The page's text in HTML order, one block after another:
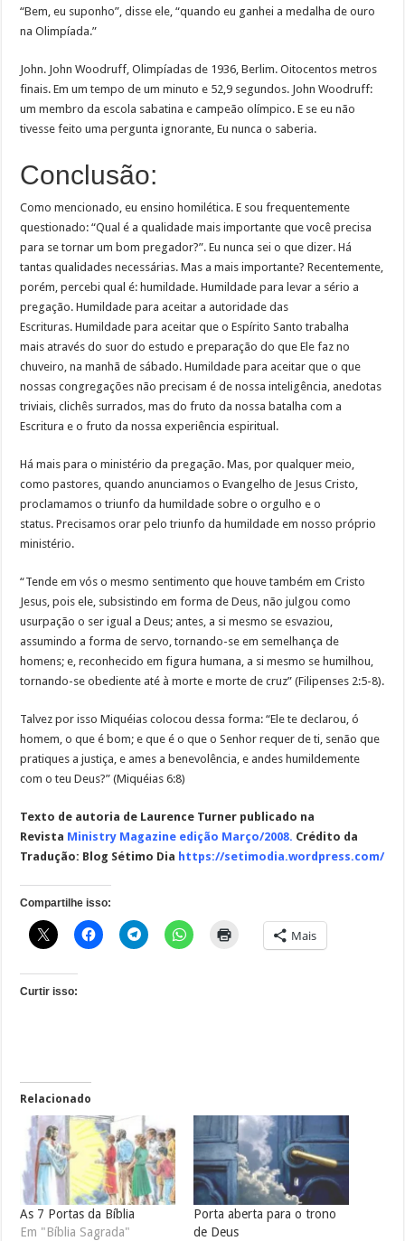
“Bem, eu suponho”, disse ele, “quando eu ganhei a medalha de ouro
na Olimpíada.”
John. John Woodruff, Olimpíadas de 1936, Berlim. Oitocentos metros
finais. Em um tempo de um minuto e 52,9 segundos. John Woodruff:
um membro da escola sabatina e campeão olímpico. E se eu não
tivesse feito uma pergunta ignorante, Eu nunca o saberia.
Conclusão:
Como mencionado, eu ensino homilética. E sou frequentemente
questionado: “Qual é a qualidade mais importante que você precisa
para se tornar um bom pregador?”. Eu nunca sei o que dizer. Há
tantas qualidades necessárias. Mas a mais importante? Recentemente,
porém, percebi qual é: humildade. Humildade para levar a sério a
pregação. Humildade para aceitar a autoridade das
Escrituras. Humildade para aceitar que o Espírito Santo trabalha
mais através do suor do estudo e preparação do que Ele faz no
chuveiro, na manhã de sábado. Humildade para aceitar que o que
nossas congregações não precisam é de nossa inteligência, anedotas
triviais, clichês surrados, mas do fruto da nossa batalha com a
Escritura e o fruto da nossa experiência espiritual.
Há mais para o ministério da pregação. Mas, por qualquer meio,
como pastores, quando anunciamos o Evangelho de Jesus Cristo,
proclamamos o triunfo da humildade sobre o orgulho e o
status. Precisamos orar pelo triunfo da humildade em nosso próprio
ministério.
“Tende em vós o mesmo sentimento que houve também em Cristo
Jesus, pois ele, subsistindo em forma de Deus, não julgou como
usurpação o ser igual a Deus; antes, a si mesmo se esvaziou,
assumindo a forma de servo, tornando-se em semelhança de
homens; e, reconhecido em figura humana, a si mesmo se humilhou,
tornando-se obediente até à morte e morte de cruz” (Filipenses 2:5-8).
Talvez por isso Miquéias colocou dessa forma: “Ele te declarou, ó
homem, o que é bom; e que é o que o Senhor requer de ti, senão que
pratiques a justiça, e ames a benevolência, e andes humildemente
com o teu Deus?” (Miquéias 6:8)
Texto de autoria de Laurence Turner publicado na
Revista Ministry Magazine edição Março/2008. Crédito da
Tradução: Blog Sétimo Dia https://setimodia.wordpress.com/
Compartilhe isso:
Mais
Curtir isso:
Relacionado
As 7 Portas da Bíblia
Em "Bíblia Sagrada"
Porta aberta para o trono
de Deus